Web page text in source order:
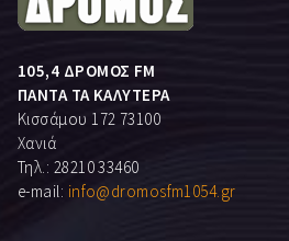
105,4 ΔΡΟΜΟΣ FM
ΠΑΝΤΑ ΤΑ ΚΑΛΥΤΕΡΑ
Κισσάμου 172 73100
Χανιά
Τηλ.: 28210 33460
e-mail: info@dromosfm1054.gr